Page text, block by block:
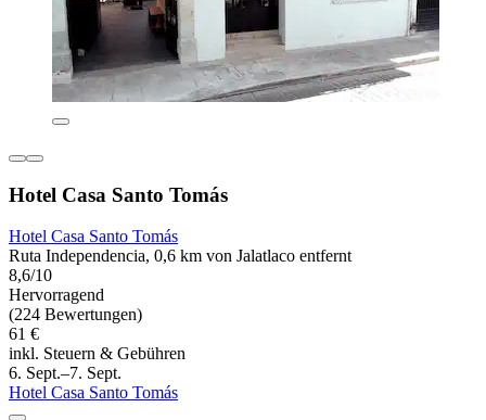
Hotel Casa Santo Tomás
Hotel Casa Santo Tomás
Ruta Independencia, 0,6 km von Jalatlaco entfernt
8,6/10
Hervorragend
(224 Bewertungen)
61 €
inkl. Steuern & Gebühren
6. Sept.–7. Sept.
Hotel Casa Santo Tomás